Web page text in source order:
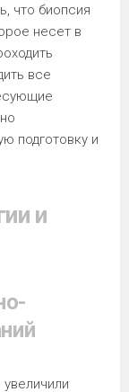
что биопсия
несет в
все
подготовку и
и